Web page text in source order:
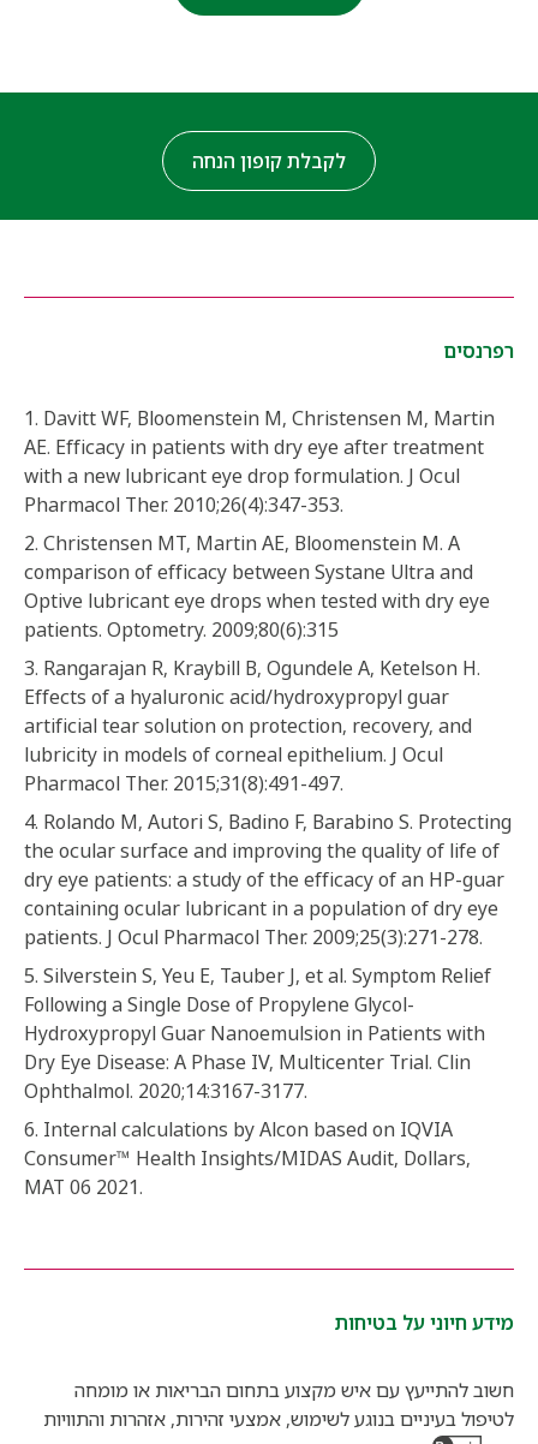
לקבלת קופון הנחה
רפרנסים
1. Davitt WF, Bloomenstein M, Christensen M, Martin
AE. Efficacy in patients with dry eye after treatment
with a new lubricant eye drop formulation. J Ocul
Pharmacol Ther. 2010;26(4):347-353.
2. Christensen MT, Martin AE, Bloomenstein M. A
comparison of efficacy between Systane Ultra and
Optive lubricant eye drops when tested with dry eye
patients. Optometry. 2009;80(6):315
3. Rangarajan R, Kraybill B, Ogundele A, Ketelson H.
Effects of a hyaluronic acid/hydroxypropyl guar
artificial tear solution on protection, recovery, and
lubricity in models of corneal epithelium. J Ocul
Pharmacol Ther. 2015;31(8):491-497.
4. Rolando M, Autori S, Badino F, Barabino S. Protecting
the ocular surface and improving the quality of life of
dry eye patients: a study of the efficacy of an HP-guar
containing ocular lubricant in a population of dry eye
patients. J Ocul Pharmacol Ther. 2009;25(3):271-278.
5. Silverstein S, Yeu E, Tauber J, et al. Symptom Relief
Following a Single Dose of Propylene Glycol-
Hydroxypropyl Guar Nanoemulsion in Patients with
Dry Eye Disease: A Phase IV, Multicenter Trial. Clin
Ophthalmol. 2020;14:3167-3177.
6. Internal calculations by Alcon based on IQVIA
Consumer™ Health Insights/MIDAS Audit, Dollars,
MAT 06 2021.
מידע חיוני על בטיחות
חשוב להתייעץ עם איש מקצוע בתחום הבריאות או מומחה
לטיפול בעיניים בנוגע לשימוש, אמצעי זהירות, אזהרות והתוויות